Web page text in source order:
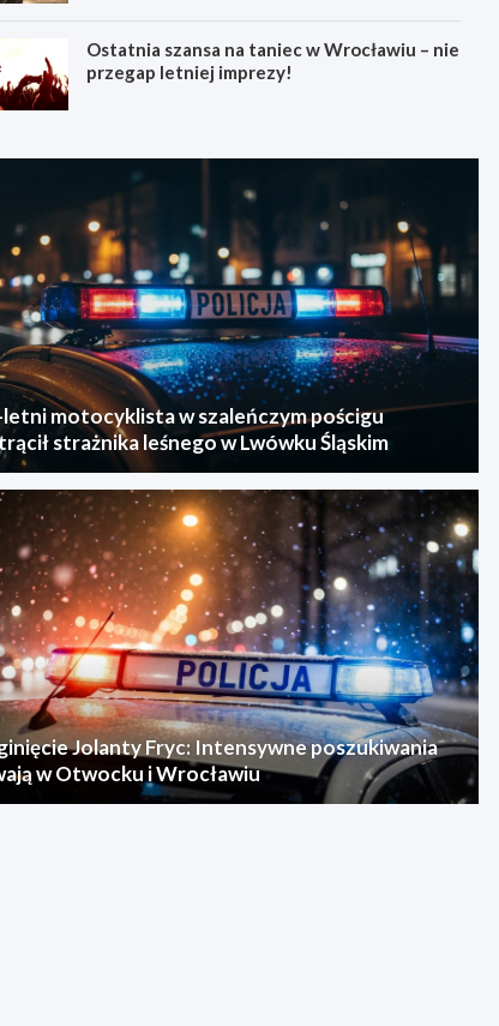
Ostatnia szansa na taniec w Wrocławiu – nie
przegap letniej imprezy!
motocyklista w szaleńczym pościgu
strażnika leśnego w Lwówku Śląskim
Jolanty Fryc: Intensywne poszukiwania
w Otwocku i Wrocławiu